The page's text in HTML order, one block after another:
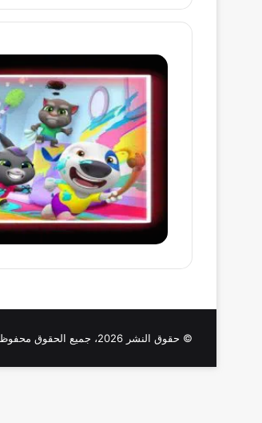
© حقوق النشر 2026، جميع الحقوق محفوظة |